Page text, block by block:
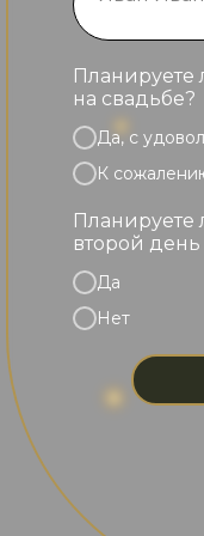
Планируете
на свадьбе?
Да, с
К
Планируете
второй
Да
Нет